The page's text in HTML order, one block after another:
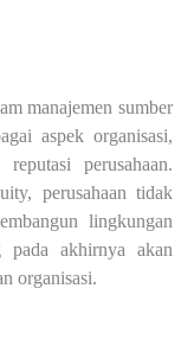
manajemen sumber
aspek organisasi,
perusahaan.
perusahaan tidak
lingkungan
akhirnya akan
organisasi.